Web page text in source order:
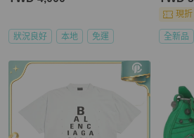
狀況良好 本地 免運
現
全新品